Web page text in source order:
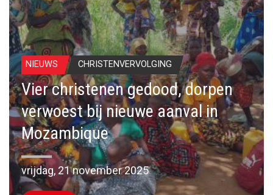
NIEUWS CHRISTENVERVOLGING
Vier christenen gedood, dorpen
verwoest bij nieuwe aanval in
Mozambique
vrijdag, 21 november 2025